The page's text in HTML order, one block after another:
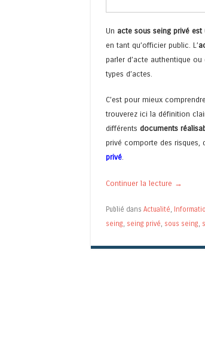
Un acte sous seing privé
en tant qu’officier public. L’
parler d’acte authentique
types d’actes.
C’est pour mieux
trouverez ici la définition
différents documents
privé comporte des risques,
privé.
Continuer la lecture →
Publié dans Actualité,
seing, seing privé, sous seing,